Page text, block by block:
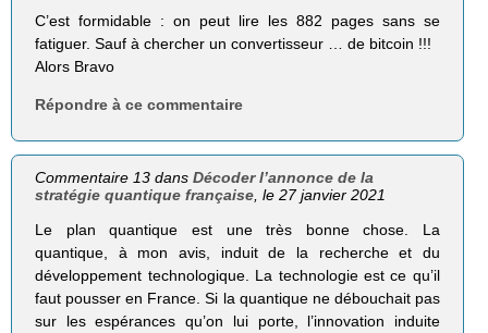
C’est formidable : on peut lire les 882 pages sans se
fatiguer. Sauf à chercher un convertisseur … de bitcoin !!!
Alors Bravo
Répondre à ce commentaire
Commentaire 13 dansDécoder l’annonce de la
stratégie quantique française , le 27 janvier 2021
Le plan quantique est une très bonne chose. La
quantique, à mon avis, induit de la recherche et du
développement technologique. La technologie est ce qu’il
faut pousser en France. Si la quantique ne débouchait pas
sur les espérances qu’on lui porte, l’innovation induite